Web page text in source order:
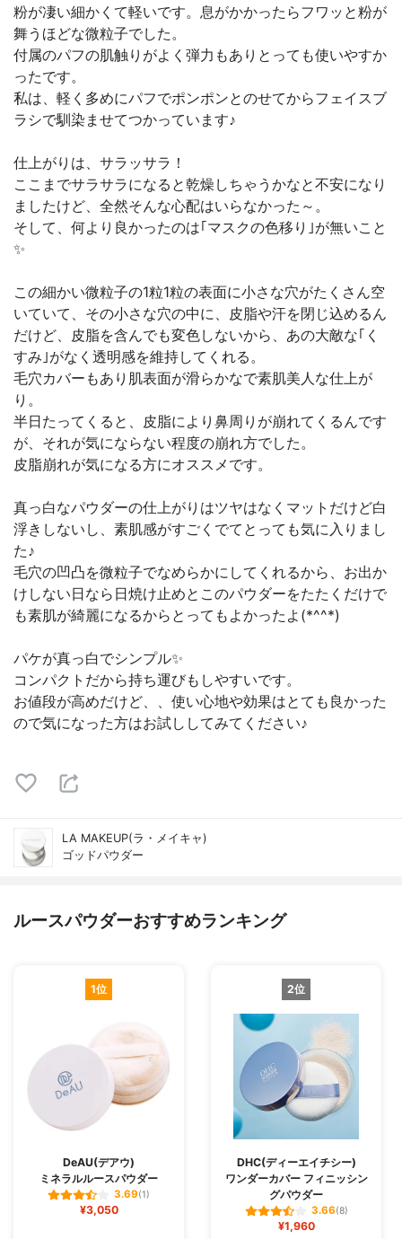
粉が凄い細かくて軽いです。息がかかったらフワッと粉が
舞うほどな微粒子でした。
付属のパフの肌触りがよく弾力もありとっても使いやすか
ったです。
私は、軽く多めにパフでポンポンとのせてからフェイスブ
ラシで馴染ませてつかっています♪
仕上がりは、サラッサラ！
ここまでサラサラになると乾燥しちゃうかなと不安になり
ましたけど、全然そんな心配はいらなかった～。
そして、何より良かったのは｢マスクの色移り｣が無いこと
✨
この細かい微粒子の1粒1粒の表面に小さな穴がたくさん空
いていて、その小さな穴の中に、皮脂や汗を閉じ込めるん
だけど、皮脂を含んでも変色しないから、あの大敵な｢く
すみ｣がなく透明感を維持してくれる。
毛穴カバーもあり肌表面が滑らかなで素肌美人な仕上が
り。
半日たってくると、皮脂により鼻周りが崩れてくるんです
が、それが気にならない程度の崩れ方でした。
皮脂崩れが気になる方にオススメです。
真っ白なパウダーの仕上がりはツヤはなくマットだけど白
浮きしないし、素肌感がすごくでてとっても気に入りまし
た♪
毛穴の凹凸を微粒子でなめらかにしてくれるから、お出か
けしない日なら日焼け止めとこのパウダーをたたくだけで
も素肌が綺麗になるからとってもよかったよ(*^^*)
パケが真っ白でシンプル✨
コンパクトだから持ち運びもしやすいです。
お値段が高めだけど、、使い心地や効果はとても良かった
ので気になった方はお試ししてみてください♪
LA MAKEUP(ラ・メイキャ)
ゴッドパウダー
ルースパウダーおすすめランキング
1位
DeAU(デアウ)
ミネラルルースパウダー
3.69(1)
¥3,050
2位
DHC(ディーエイチシー)
ワンダーカバー フィニッシン
グパウダー
3.66(8)
¥1,960